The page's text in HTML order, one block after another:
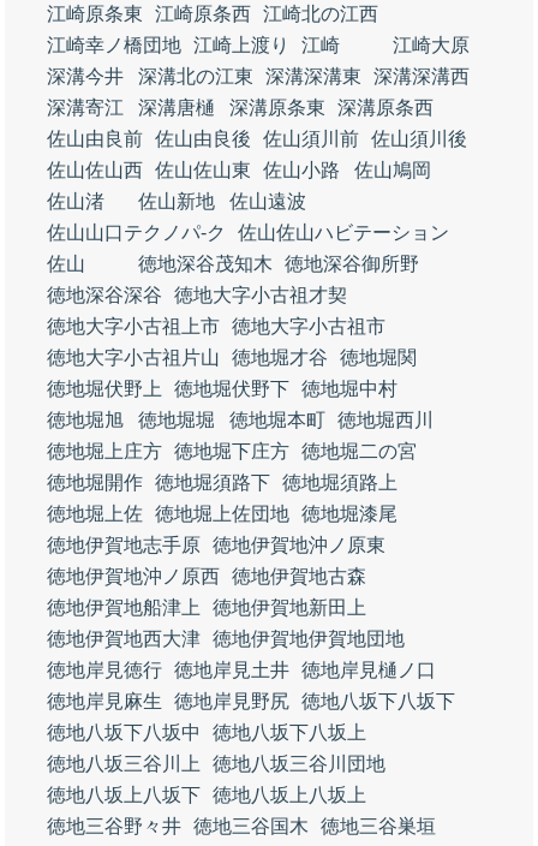
江崎原条東
江崎原条西 江崎北の江西
江崎幸ノ橋団地 江崎上渡り 江崎
江崎大原
深溝今井
深溝北の江東 深溝深溝東
深溝深溝西
深溝寄江
深溝唐樋 深溝原条東
深溝原条西
佐山由良前 佐山由良後 佐山須川前 佐山須川後
佐山佐山西 佐山佐山東 佐山小路
佐山鳩岡
佐山渚
佐山新地
佐山遠波
佐山山口テクノパ‐ク
佐山佐山ハビテーション
佐山
徳地深谷茂知木
徳地深谷御所野
徳地深谷深谷
徳地大字小古祖才契
徳地大字小古祖上市 徳地大字小古祖市
徳地大字小古祖片山
徳地堀才谷
徳地堀関
徳地堀伏野上
徳地堀伏野下 徳地堀中村
徳地堀旭
徳地堀堀 徳地堀本町 徳地堀西川
徳地堀上庄方 徳地堀下庄方 徳地堀二の宮
徳地堀開作 徳地堀須路下 徳地堀須路上
徳地堀上佐 徳地堀上佐団地 徳地堀漆尾
徳地伊賀地志手原 徳地伊賀地沖ノ原東
徳地伊賀地沖ノ原西 徳地伊賀地古森
徳地伊賀地船津上
徳地伊賀地新田上
徳地伊賀地西大津 徳地伊賀地伊賀地団地
徳地岸見徳行 徳地岸見土井 徳地岸見樋ノ口
徳地岸見麻生
徳地岸見野尻 徳地八坂下八坂下
徳地八坂下八坂中
徳地八坂下八坂上
徳地八坂三谷川上
徳地八坂三谷川団地
徳地八坂上八坂下 徳地八坂上八坂上
徳地三谷野々井 徳地三谷国木
徳地三谷巣垣